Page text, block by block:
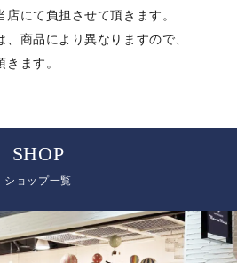
にて負担させて頂きます。
商品により異なりますので、
ます。
SHOP
ショップ一覧